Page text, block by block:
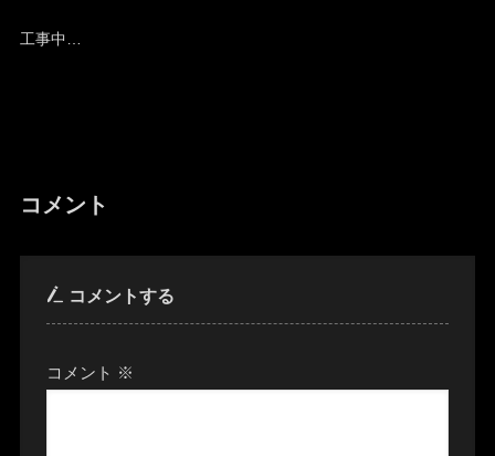
工事中…
コメント
コメントする
コメント ※